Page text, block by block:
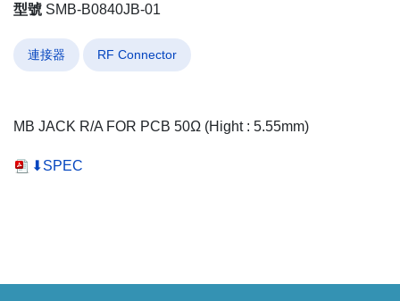
型號 SMB-B0840JB-01
連接器 RF Connector
MB JACK R/A FOR PCB 50Ω (Hight : 5.55mm)
⬇SPEC